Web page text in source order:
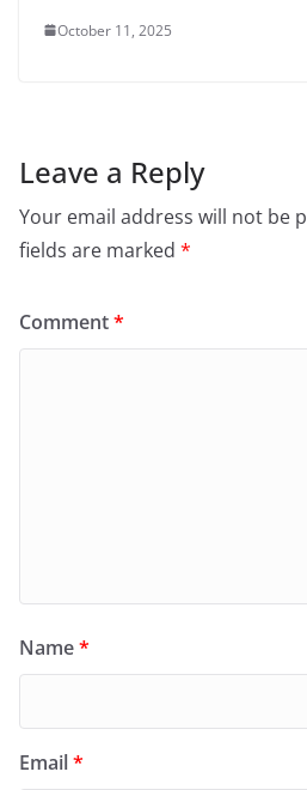
October 11, 2025
Leave a Reply
Your email address will not be
fields are marked *
Comment*
Name*
Email*